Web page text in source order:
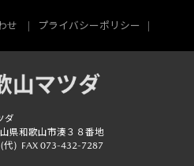
せ プライバシーポリシー
ダ
県和歌山市湊３８番地
(代) FAX 073-432-7287